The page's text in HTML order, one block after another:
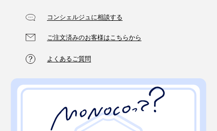
コンシェルジュに相談する
ご注文済みのお客様はこちらから
よくあるご質問